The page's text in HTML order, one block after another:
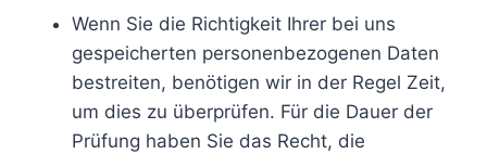
Wenn Sie die Richtigkeit Ihrer bei uns
gespeicherten personenbezogenen Daten
bestreiten, benötigen wir in der Regel Zeit,
um dies zu überprüfen. Für die Dauer der
Prüfung haben Sie das Recht, die